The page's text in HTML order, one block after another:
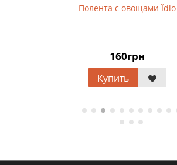
Полента с овощами Їdlo
160грн
Купить